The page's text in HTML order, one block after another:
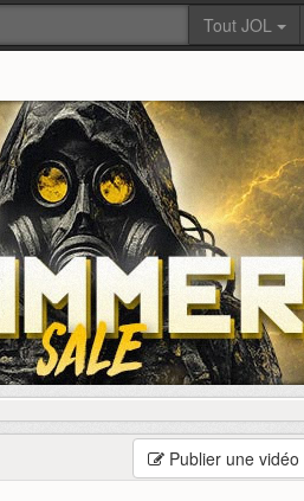
Tout JOL
Publier une vidéo